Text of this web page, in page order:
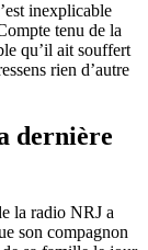
inexplicable
tenu de la
qu’il ait souffert
rien d’autre
dernière
la radio NRJ a
son compagnon